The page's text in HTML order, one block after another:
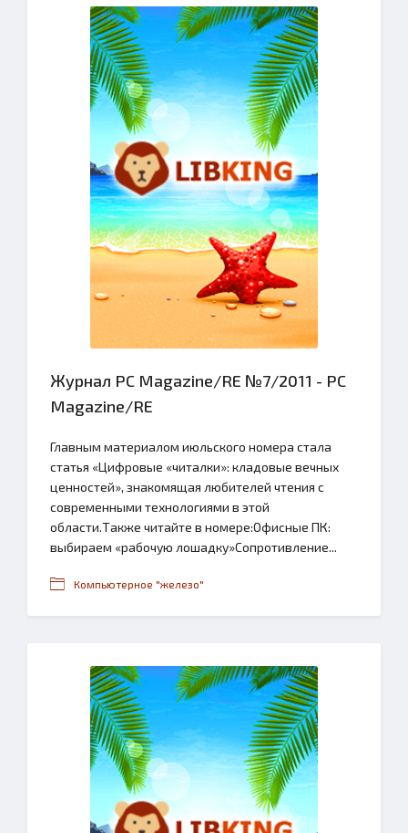
Журнал PC Magazine/RE №7/2011 - PC
Magazine/RE
Главным материалом июльского номера стала
статья «Цифровые «читалки»: кладовые вечных
ценностей», знакомящая любителей чтения с
современными технологиями в этой
области.Также читайте в номере:Офисные ПК:
выбираем «рабочую лошадку»Сопротивление...
Компьютерное "железо"